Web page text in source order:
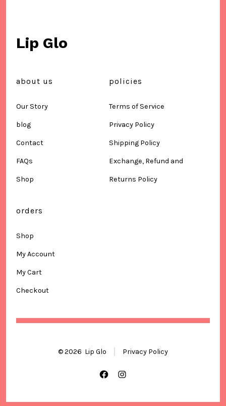
Lip Glo
about us
Our Story
blog
Contact
FAQs
Shop
policies
Terms of Service
Privacy Policy
Shipping Policy
Exchange, Refund and
Returns Policy
orders
Shop
My Account
My Cart
Checkout
© 2026 Lip Glo Privacy Policy
OpenOpen